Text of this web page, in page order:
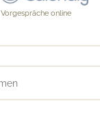
Vorgespräche online